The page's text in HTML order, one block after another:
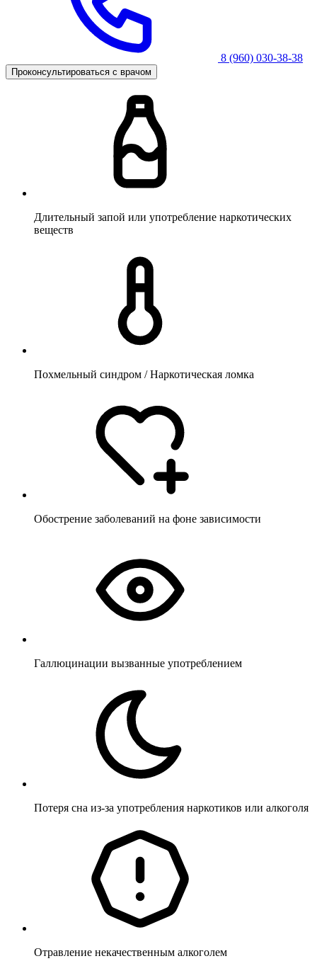
8 (960) 030-38-38
Проконсультироваться с врачом
Длительный запой или употребление наркотических
веществ
Похмельный синдром / Наркотическая ломка
Обострение заболеваний на фоне зависимости
Галлюцинации вызванные употреблением
Потеря сна из-за употребления наркотиков или алкоголя
Отравление некачественным алкоголем